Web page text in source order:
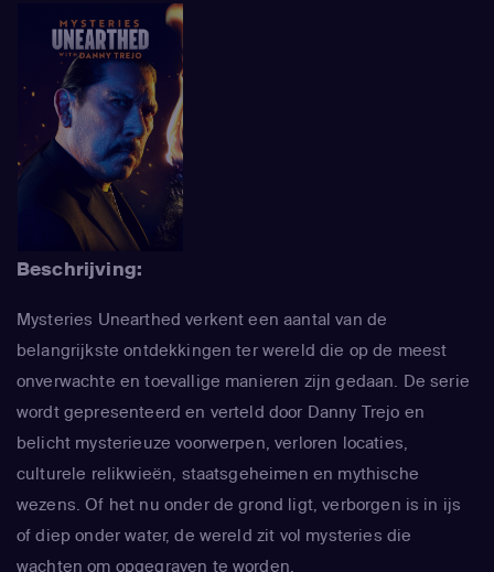
Beschrijving:
Mysteries Unearthed verkent een aantal van de
belangrijkste ontdekkingen ter wereld die op de meest
onverwachte en toevallige manieren zijn gedaan. De serie
wordt gepresenteerd en verteld door Danny Trejo en
belicht mysterieuze voorwerpen, verloren locaties,
culturele relikwieën, staatsgeheimen en mythische
wezens. Of het nu onder de grond ligt, verborgen is in ijs
of diep onder water, de wereld zit vol mysteries die
wachten om opgegraven te worden.